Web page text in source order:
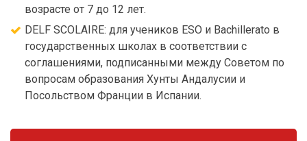
возрасте от 7 до 12 лет.
DELF SCOLAIRE: для учеников ESO и Bachillerato в
государственных школах в соответствии с
соглашениями, подписанными между Советом по
вопросам образования Хунты Андалусии и
Посольством Франции в Испании.